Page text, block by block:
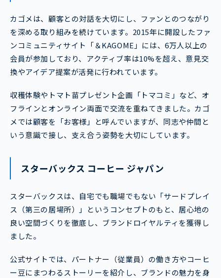
カゴメは、顧客との対話を大切にし、ファンとのつながり
を深める取り組みを続けています。2015年に開設したファ
ンコミュニティサイト「＆KAGOME」には、6万人以上の
会員が参加しており、アクティブ率は10%を超え、意見交
換やアイデア提案が活発に行われています。
収穫体験やトマト苗プレゼント企画「トマコミ」など、オ
フラインとオンライン両面で交流を重ねてきました。カゴ
メでは顧客を「お客様」と呼んでいますが、同志や仲間と
いう意識で接し、支え合う姿勢を大切にしています。
スターバックス コーヒー ジャパン
スターバックスは、自宅でも職場でもない「サードプレイ
ス（第三の居場所）」というコンセプトのもと、居心地の
良い空間づくりを徹底し、ブランドロイヤルティを獲得し
ました。
公式サイトでは、パートナー（従業員）の働き方やコーヒ
ー豆にまつわるストーリーを紹介し、ブランドの魅力を身